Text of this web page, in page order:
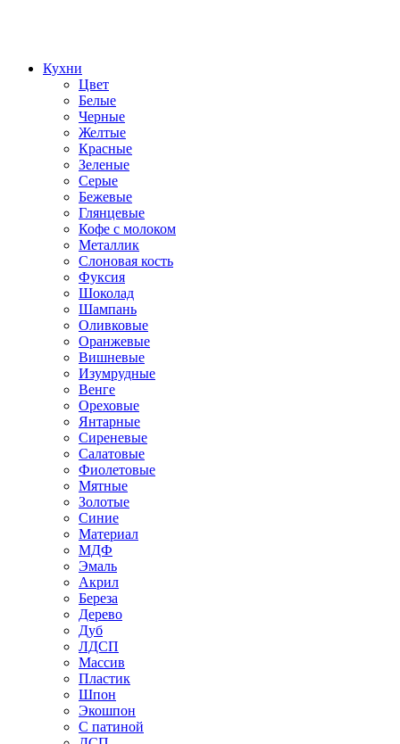
Кухни
Цвет
Белые
Черные
Желтые
Красные
Зеленые
Серые
Бежевые
Глянцевые
Кофе с молоком
Металлик
Слоновая кость
Фуксия
Шоколад
Шампань
Оливковые
Оранжевые
Вишневые
Изумрудные
Венге
Ореховые
Янтарные
Сиреневые
Салатовые
Фиолетовые
Мятные
Золотые
Синие
Материал
МДФ
Эмаль
Акрил
Береза
Дерево
Дуб
ЛДСП
Массив
Пластик
Шпон
Экошпон
С патиной